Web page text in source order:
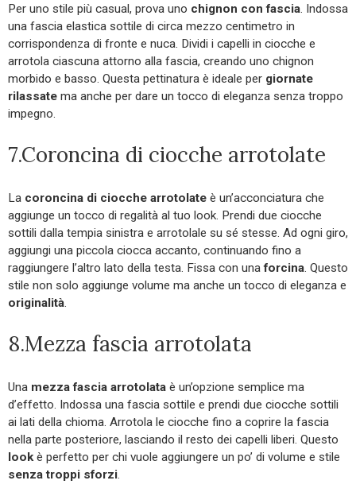
Per uno stile più casual, prova uno chignon con fascia. Indossa
una fascia elastica sottile di circa mezzo centimetro in
corrispondenza di fronte e nuca. Dividi i capelli in ciocche e
arrotola ciascuna attorno alla fascia, creando uno chignon
morbido e basso. Questa pettinatura è ideale per giornate
rilassate ma anche per dare un tocco di eleganza senza troppo
impegno.
7.Coroncina di ciocche arrotolate
La coroncina di ciocche arrotolate è un’acconciatura che
aggiunge un tocco di regalità al tuo look. Prendi due ciocche
sottili dalla tempia sinistra e arrotolale su sé stesse. Ad ogni giro,
aggiungi una piccola ciocca accanto, continuando fino a
raggiungere l’altro lato della testa. Fissa con unaforcina. Questo
stile non solo aggiunge volume ma anche un tocco di eleganza e
originalità.
8.Mezza fascia arrotolata
Una mezza fascia arrotolata è un’opzione semplice ma
d’effetto. Indossa una fascia sottile e prendi due ciocche sottili
ai lati della chioma. Arrotola le ciocche fino a coprire la fascia
nella parte posteriore, lasciando il resto dei capelli liberi. Questo
lookè perfetto per chi vuole aggiungere un po’ di volume e stile
senza troppi sforzi.